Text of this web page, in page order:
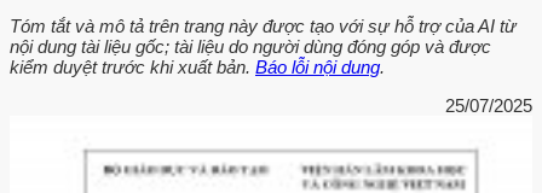
Tóm tắt và mô tả trên trang này được tạo với sự hỗ trợ của AI từ
nội dung tài liệu gốc; tài liệu do người dùng đóng góp và được
kiểm duyệt trước khi xuất bản. Báo lỗi nội dung.
25/07/2025